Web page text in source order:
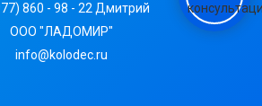
860 - 98 - 22 Дмитрий
ООО "ЛАДОМИР"
info@kolodec.ru